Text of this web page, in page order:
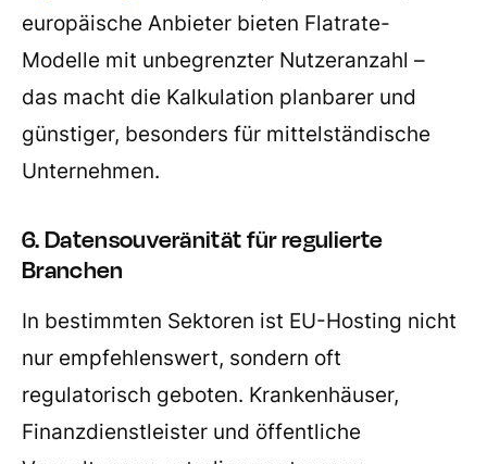
europäische Anbieter bieten Flatrate-
Modelle mit unbegrenzter Nutzeranzahl –
das macht die Kalkulation planbarer und
günstiger, besonders für mittelständische
Unternehmen.
6. Datensouveränität für regulierte
Branchen
In bestimmten Sektoren ist EU-Hosting nicht
nur empfehlenswert, sondern oft
regulatorisch geboten. Krankenhäuser,
Finanzdienstleister und öffentliche